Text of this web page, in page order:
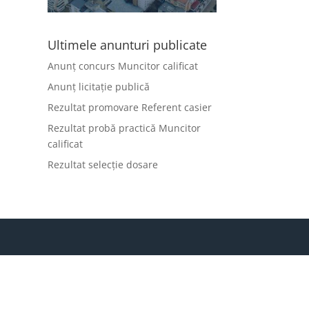
Ultimele anunturi publicate
Anunț concurs Muncitor calificat
Anunț licitație publică
Rezultat promovare Referent casier
Rezultat probă practică Muncitor
calificat
Rezultat selecție dosare